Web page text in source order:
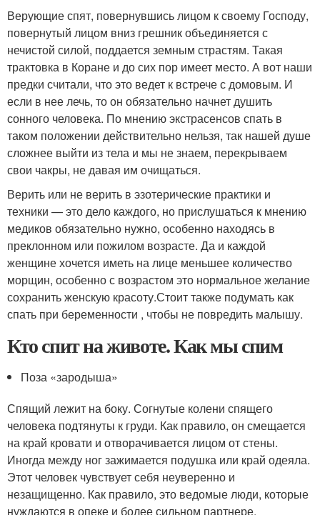
Верующие спят, повернувшись лицом к своему Господу,
повернутый лицом вниз грешник объединяется с
нечистой силой, поддается земным страстям. Такая
трактовка в Коране и до сих пор имеет место. А вот наши
предки считали, что это ведет к встрече с домовым. И
если в нее лечь, то он обязательно начнет душить
сонного человека. По мнению экстрасенсов спать в
таком положении действительно нельзя, так нашей душе
сложнее выйти из тела и мы не знаем, перекрываем
свои чакры, не давая им очищаться.
Верить или не верить в эзотерические практики и
техники — это дело каждого, но прислушаться к мнению
медиков обязательно нужно, особенно находясь в
преклонном или пожилом возрасте. Да и каждой
женщине хочется иметь на лице меньшее количество
морщин, особенно с возрастом это нормальное желание
сохранить женскую красоту.Стоит также подумать как
спать при беременности , чтобы не повредить малышу.
Кто спит на животе. Как мы спим
Поза «зародыша»
Спящий лежит на боку. Согнутые колени спящего
человека подтянуты к груди. Как правило, он смещается
на край кровати и отворачивается лицом от стены.
Иногда между ног зажимается подушка или край одеяла.
Этот человек чувствует себя неуверенно и
незащищенно. Как правило, это ведомые люди, которые
нуждаются в опеке и более сильном партнере.